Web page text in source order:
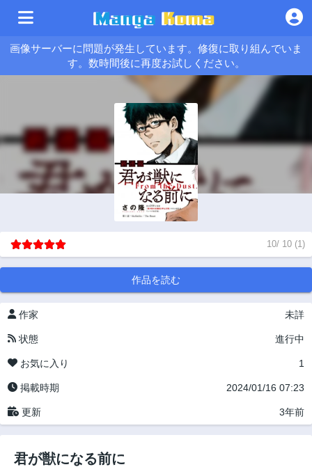
画像サーバーに問題が発生しています。修復に取り組んでいま
す。数時間後に再度お試しください。
10/ 10 (1)
作品を読む
作家 未詳
状態 進行中
お気に入り 1
掲載時期 2024/01/16 07:23
更新 3年前
君が獣になる前に